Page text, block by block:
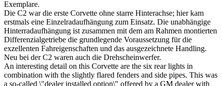
Exemplare.
Die C2 war die erste Corvette ohne starre Hinterachse; hier kam
erstmals eine Einzelradaufhängung zum Einsatz. Die unabhängige
Hinterradaufhängung ist zusammen mit dem am Rahmen montierten
Differenzialgetriebe die grundlegende Voraussetzung für die
exzellenten Fahreigenschaften und das ausgezeichnete Handling.
Neu bei der C2 waren auch die Drehscheinwerfer.
An interesting detail on this Corvette are the six rear lights in
combination with the slightly flared fenders and side pipes. This was
a so-called \"dealer installed option\" offered by a GM dealer with